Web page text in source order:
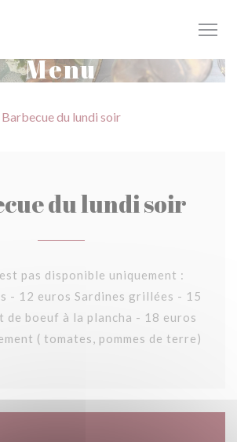
Menu
Barbecue du lundi soir
du lundi soir
pas disponible uniquement :
- 12 euros Sardines grillées - 15
de boeuf à la plancha - 18 euros
( tomates, pommes de terre)